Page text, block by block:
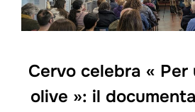
Cervo celebra « Per
olive »: il